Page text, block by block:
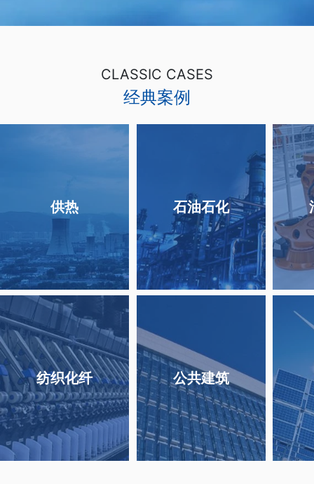
CLASSIC CASES
经典案例
供热 石油石化
纺织化纤 公共建筑